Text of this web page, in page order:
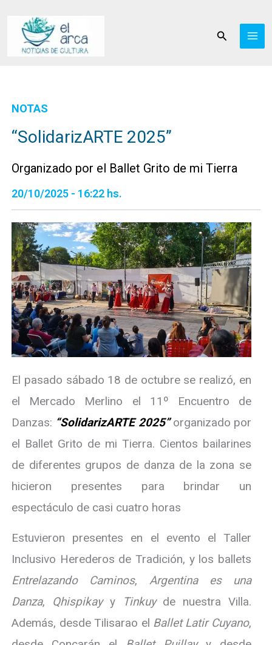
contenido
Buscar
NOTAS
“SolidarizARTE 2025”
Organizado por el Ballet Grito de mi Tierra
20/10/2025 - 16:22 hs.
El pasado sábado 18 de octubre se realizó, en
el Mercado Merlino el 11º Encuentro de
Danzas: “SolidarizARTE 2025”organizado por
el Ballet Grito de mi Tierra. Cientos bailarines
de diferentes grupos de danza de la zona se
hicieron presentes para brindar un
espectáculo de casi cuatro horas
Estuvieron presentes en el evento el Taller
Inclusivo Herederos de Tradición, y los ballets
Entrelazando Caminos, Argentina es una
Danza, Qhispikayy Tinkuyde nuestra Villa.
Además, desde Tilisarao el Ballet Latir Cuyano,